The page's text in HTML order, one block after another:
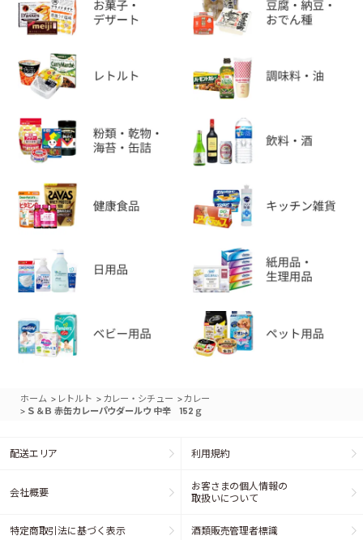
ホーム > レトルト > カレー・シチュー >カレー
> Ｓ＆Ｂ 赤缶カレーパウダールウ 中辛 152ｇ
配送エリア 利用規約
会社概要
お客さまの個人情報の
取扱いについて
特定商取引法に基づく表示 酒類販売管理者標識